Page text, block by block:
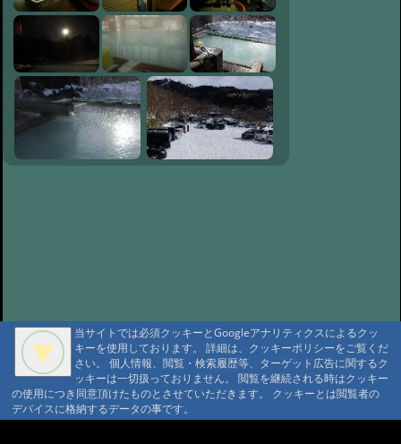
当サイトでは必須クッキーとGoogleアナリティクスによるクッ
キーを使用しております。 詳細は、クッキーポリシーをご覧くだ
さい。 個人情報、閲覧・検索履歴等、ターゲット広告に関するク
ッキーは一切扱っておりません。 閲覧を継続される時はクッキー
の使用につき同意頂けたものとさせていただきます。 クッキーとは閲覧者の
デバイスに格納するデータの事です。